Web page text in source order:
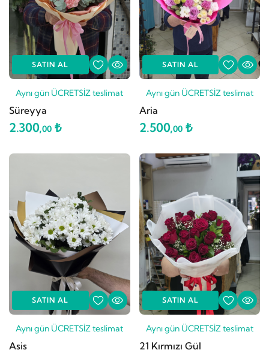
SATIN AL
Aynı gün ÜCRETSİZ teslimat
Süreyya
2.300,00 ₺
SATIN AL
Aynı gün ÜCRETSİZ teslimat
Aria
2.500,00₺
SATIN AL
Aynı gün ÜCRETSİZ teslimat
Asis
SATIN AL
Aynı gün ÜCRETSİZ teslimat
21 Kırmızı Gül